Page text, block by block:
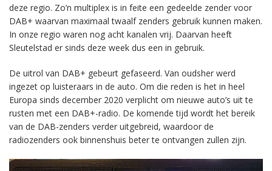
deze regio. Zo’n multiplex is in feite een gedeelde zender voor
DAB+ waarvan maximaal twaalf zenders gebruik kunnen maken.
In onze regio waren nog acht kanalen vrij. Daarvan heeft
Sleutelstad er sinds deze week dus een in gebruik.
De uitrol van DAB+ gebeurt gefaseerd. Van oudsher werd
ingezet op luisteraars in de auto. Om die reden is het in heel
Europa sinds december 2020 verplicht om nieuwe auto’s uit te
rusten met een DAB+-radio. De komende tijd wordt het bereik
van de DAB-zenders verder uitgebreid, waardoor de
radiozenders ook binnenshuis beter te ontvangen zullen zijn.